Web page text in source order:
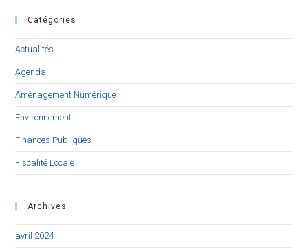
Catégories
Actualités
Agenda
Aménagement Numérique
Environnement
Finances Publiques
Fiscalité Locale
Archives
avril 2024